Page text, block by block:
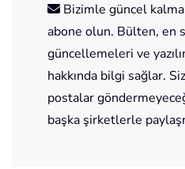
Bizimle güncel
abone olun. Bülten, en
güncellemeleri ve
hakkında bilgi sağlar.
postalar
başka şirketlerle